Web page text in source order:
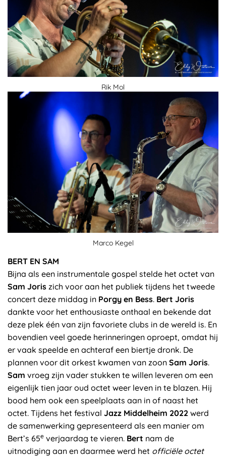
Rik Mol
Marco Kegel
BERT EN SAM
Bijna als een instrumentale gospel stelde het octet van
Sam Joris zich voor aan het publiek tijdens het tweede
concert deze middag in Porgy en Bess. Bert Joris
dankte voor het enthousiaste onthaal en bekende dat
deze plek één van zijn favoriete clubs in de wereld is. En
bovendien veel goede herinneringen oproept, omdat hij
er vaak speelde en achteraf een biertje dronk. De
plannen voor dit orkest kwamen van zoon Sam Joris.
Sam vroeg zijn vader stukken te willen leveren om een
eigenlijk tien jaar oud octet weer leven in te blazen. Hij
bood hem ook een speelplaats aan in of naast het
octet. Tijdens het festival Jazz Middelheim 2022 werd
de samenwerking gepresenteerd als een manier om
Bert’s 65e verjaardag te vieren. Bert nam de
uitnodiging aan en daarmee werd het officiële octet